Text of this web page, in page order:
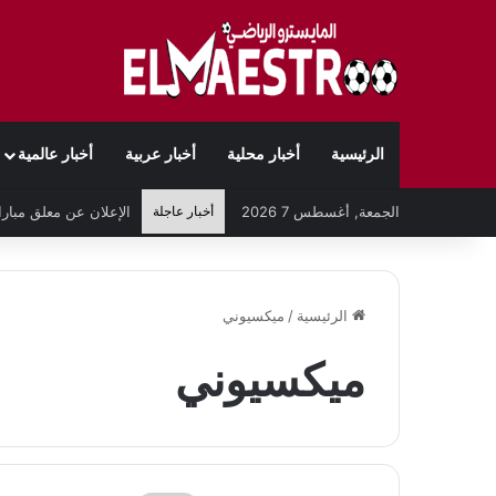
الرئيسية أخبار محلية أخبار عربية أخبار عالمية
الجمعة, أغسطس 7 2026 أخبار عاجلة
الرئيسية / ميكسيوني
ميكسيوني